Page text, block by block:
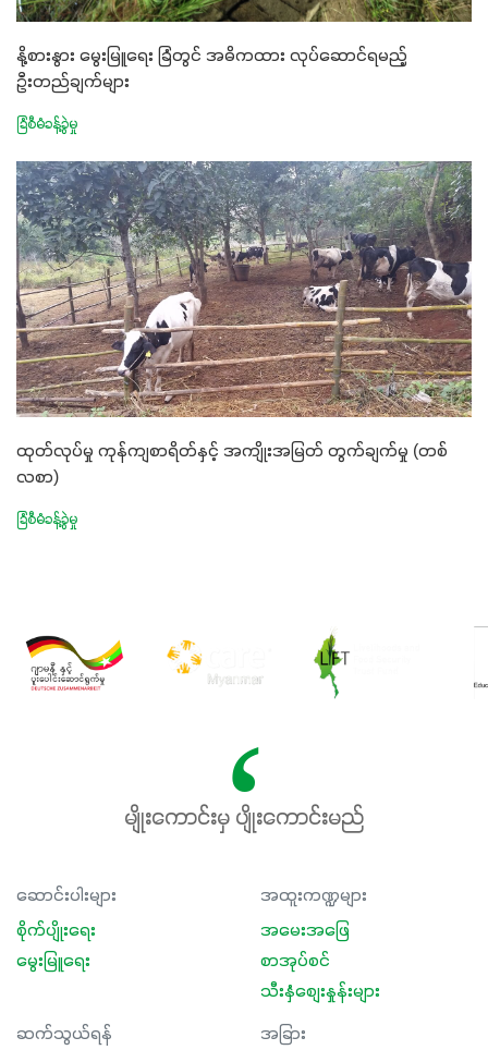
နို့စားနွား မွေးမြူရေး ခြံတွင် အဓိကထား လုပ်ဆောင်ရမည့်
ဦးတည်ချက်များ
ခြံစီမံခန့်ခွဲမှု
ထုတ်လုပ်မှု ကုန်ကျစာရိတ်နှင့် အကျိုးအမြတ် တွက်ချက်မှု (တစ်
လစာ)
ခြံစီမံခန့်ခွဲမှု
မျိုးကောင်းမှ ပျိုးကောင်းမည်
ဆောင်းပါးများ
စိုက်ပျိုးရေး
မွေးမြူရေး
အထူးကဏ္ဍများ
အမေးအဖြေ
စာအုပ်စင်
သီးနှံစျေးနှုန်းများ
ဆက်သွယ်ရန်
အခြား